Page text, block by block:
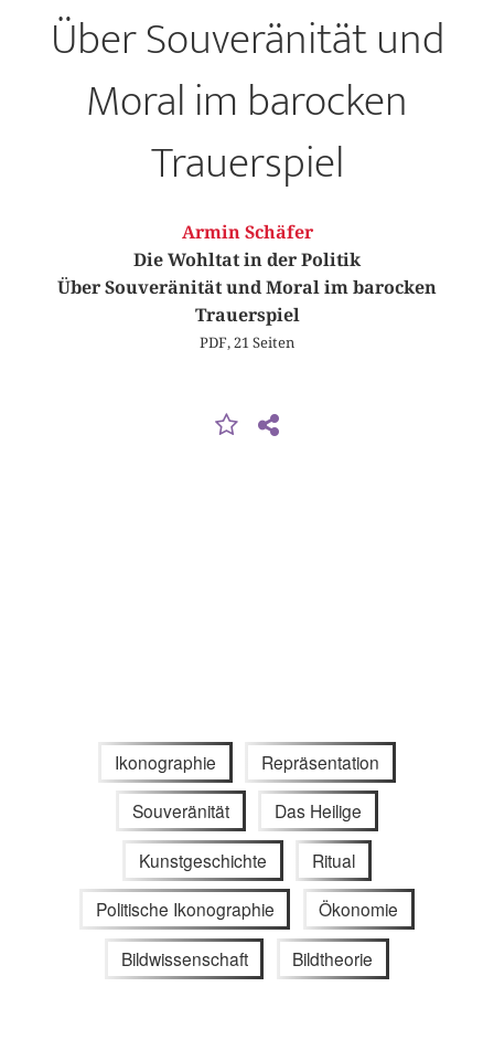
Über Souveränität und
Moral im barocken
Trauerspiel
Armin Schäfer
Die Wohltat in der Politik
Über Souveränität und Moral im barocken
Trauerspiel
PDF, 21 Seiten
Ikonographie Repräsentation
Souveränität Das Heilige
Kunstgeschichte Ritual
Politische Ikonographie Ökonomie
Bildwissenschaft Bildtheorie